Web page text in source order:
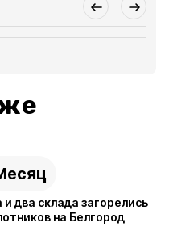
два склада загорелись
на Белгород